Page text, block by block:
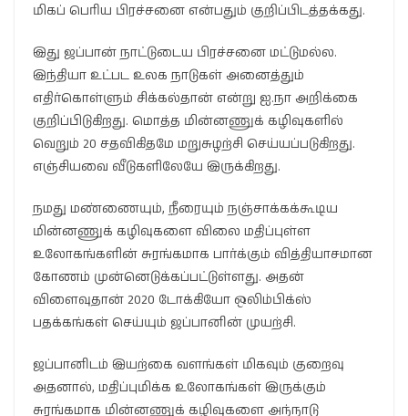
மிகப் பெரிய பிரச்சனை என்பதும் குறிப்பிடத்தக்கது.
இது ஜப்பான் நாட்டுடைய பிரச்சனை மட்டுமல்ல.
இந்தியா உட்பட உலக நாடுகள் அனைத்தும்
எதிர்கொள்ளும் சிக்கல்தான் என்று ஐ.நா அறிக்கை
குறிப்பிடுகிறது. மொத்த மின்னணுக் கழிவுகளில்
வெறும் 20 சதவிகிதமே மறுசுழற்சி செய்யப்படுகிறது.
எஞ்சியவை வீடுகளிலேயே இருக்கிறது.
நமது மண்ணையும், நீரையும் நஞ்சாக்கக்கூடிய
மின்னணுக் கழிவுகளை விலை மதிப்புள்ள
உலோகங்களின் சுரங்கமாக பார்க்கும் வித்தியாசமான
கோணம் முன்னெடுக்கப்பட்டுள்ளது. அதன்
விளைவுதான் 2020 டோக்கியோ ஒலிம்பிக்ஸ்
பதக்கங்கள் செய்யும் ஜப்பானின் முயற்சி.
ஜப்பானிடம் இயற்கை வளங்கள் மிகவும் குறைவு
அதனால், மதிப்புமிக்க உலோகங்கள் இருக்கும்
சுரங்கமாக மின்னணுக் கழிவுகளை அந்நாடு